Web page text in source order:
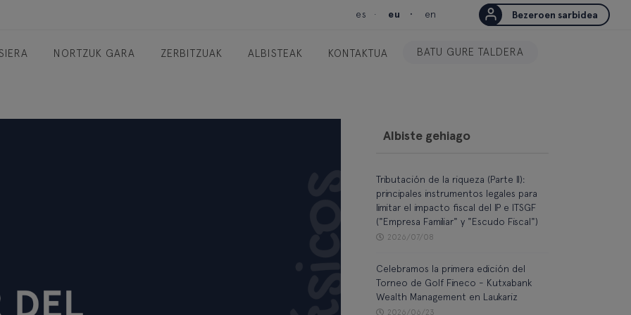
es eu en Bezeroen sarbidea
NORTZUK GARA ZERBITZUAK ALBISTEAK KONTAKTUA BATU GURE TALDERA
Albiste gehiago
Tributación de la riqueza (Parte II):
principales instrumentos legales para
limitar el impacto fiscal del IP e ITSGF
("Empresa Familiar" y "Escudo Fiscal")
2026/07/08
Celebramos la primera edición del
Torneo de Golf Fineco - Kutxabank
Wealth Management en Laukariz
2026/06/23